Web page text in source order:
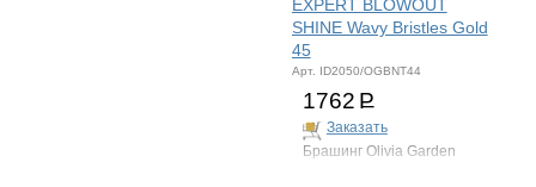
EXPERT BLOWOUT
SHINE Wavy Bristles Gold
45
Арт. ID2050/OGBNT44
1762 Р
Заказать
Брашинг Olivia Garden